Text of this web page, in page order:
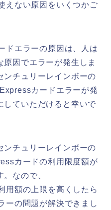
えない原因をいくつかご
ドエラーの原因は、人は
因でエラーが発生しま
ンチュリーレインボーの
カードエラーが発
していただけると幸いで
ンチュリーレインボーの
カードの利用限度額が
なので、
用額の上限を高くしたら
ーの問題が解決できまし